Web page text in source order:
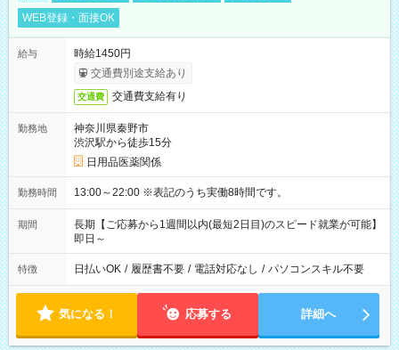
WEB登録・面接OK
給与
時給1450円
交通費別途支給あり
交通費 交通費支給有り
勤務地
神奈川県秦野市
渋沢駅から徒歩15分
日用品医薬関係
勤務時間 13:00～22:00 ※表記のうち実働8時間です。
期間
長期【ご応募から1週間以内(最短2日目)のスピード就業が可能】
即日～
特徴 日払いOK / 履歴書不要 / 電話対応なし / パソコンスキル不要
気になる！ 応募する 詳細へ